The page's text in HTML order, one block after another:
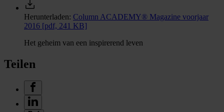
Herunterladen: Column ACADEMY® Magazine voorjaar
2016 [pdf, 241 KB]
Het geheim van een inspirerend leven
Teilen